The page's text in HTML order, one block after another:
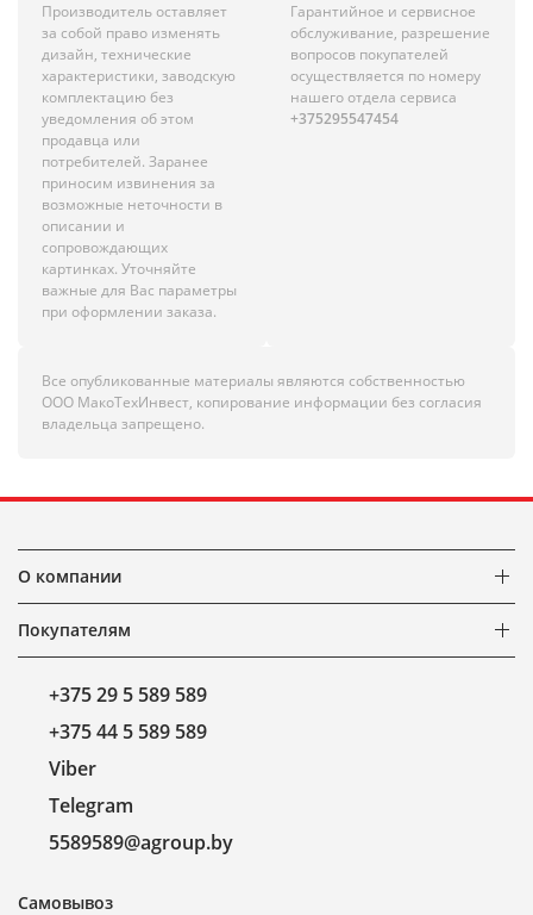
Производитель оставляет
за собой право изменять
дизайн, технические
характеристики, заводскую
комплектацию без
уведомления об этом
продавца или
потребителей. Заранее
приносим извинения за
возможные неточности в
описании и
сопровождающих
картинках. Уточняйте
важные для Вас параметры
при оформлении заказа.
Гарантийное и сервисное
обслуживание, разрешение
вопросов покупателей
осуществляется по номеру
нашего отдела сервиса
+375295547454
Все опубликованные материалы являются собственностью
ООО МакоТехИнвест, копирование информации без согласия
владельца запрещено.
О компании
Покупателям
+375 29 5 589 589
+375 44 5 589 589
Viber
Telegram
5589589@agroup.by
Самовывоз